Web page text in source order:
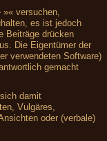
»« versuchen,
es ist jedoch
Beiträge drücken
Die Eigentümer der
verwendeten Software)
gemacht
damit
Vulgäres,
oder (verbale)